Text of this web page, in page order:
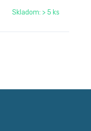
Skladom: > 5 ks